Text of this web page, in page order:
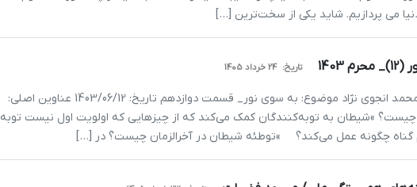
می پردازیم. شاید یکی از سخت‌ترین […]
تاریخ: 24 خرداد 1405
یا انیس متن سخنرانی سید محمد انجوی نژاد موضوع: به سوی نور_ قسمت دوازدهم تاریخ: 1403/06/12 عناوین اصلی:
چیست؟ »شیطان به توبه‌کنندگان کمک می‌کند که از چیزهایی که اولویت اول نیست توبه
گناه چگونه عمل می‌کند؟ »توطئه شیطان در آخرالزمان چیست؟ در […]